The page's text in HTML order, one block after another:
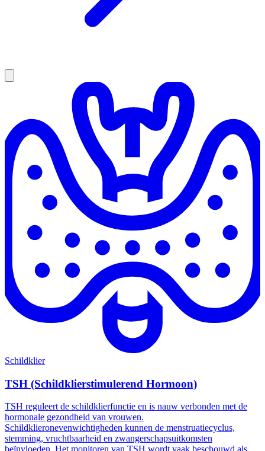
Schildklier
TSH (Schildklierstimulerend Hormoon)
TSH reguleert de schildklierfunctie en is nauw verbonden met de
hormonale gezondheid van vrouwen.
Schildklieronevenwichtigheden kunnen de menstruatiecyclus,
stemming, vruchtbaarheid en zwangerschapsuitkomsten